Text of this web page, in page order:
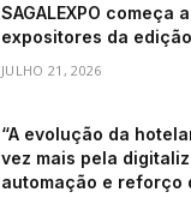
SAGALEXPO começa
expositores da
JULHO 21, 2026
“A evolução da
vez mais pela
automação e reforço